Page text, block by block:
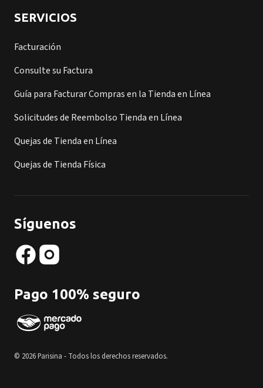
SERVICIOS
Facturación
Consulte su Factura
Guía para Facturar Compras en la Tienda en Línea
Solicitudes de Reembolso Tienda en Línea
Quejas de Tienda en Línea
Quejas de Tienda Física
Síguenos
Pago 100% seguro
© 2026 Parisina - Todos los derechos reservados.